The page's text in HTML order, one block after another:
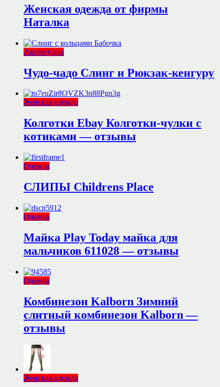
Женская одежда от фирмы
Наталка
Аксессуары
Чудо-чадо Слинг и Рюкзак-кенгуру
Женская одежда
Колготки Ebay Колготки-чулки с
котиками — отзывы
Одежда
СЛИПЫ Childrens Place
Одежда
Майка Play Today майка для
мальчиков 611028 — отзывы
Одежда
Комбинезон Kalborn Зимний
слитный комбинезон Kalborn —
отзывы
Женская одежда